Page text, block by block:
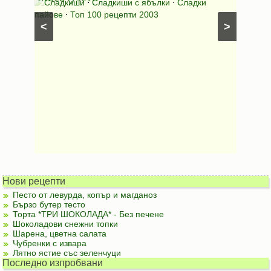
>
<
Сладкиши⋅Сладкиши с ябълки ⋅ Сладки
пайове ⋅ Топ 100 рецепти 2003
Нови рецепти
Песто от левурда, копър и магданоз
Бързо бутер тесто
Торта *ТРИ ШОКОЛАДА* - Без печене
Шоколадови снежни топки
Шарена, цветна салата
Чубренки с извара
Лятно ястие със зеленчуци
Последно изпробвани